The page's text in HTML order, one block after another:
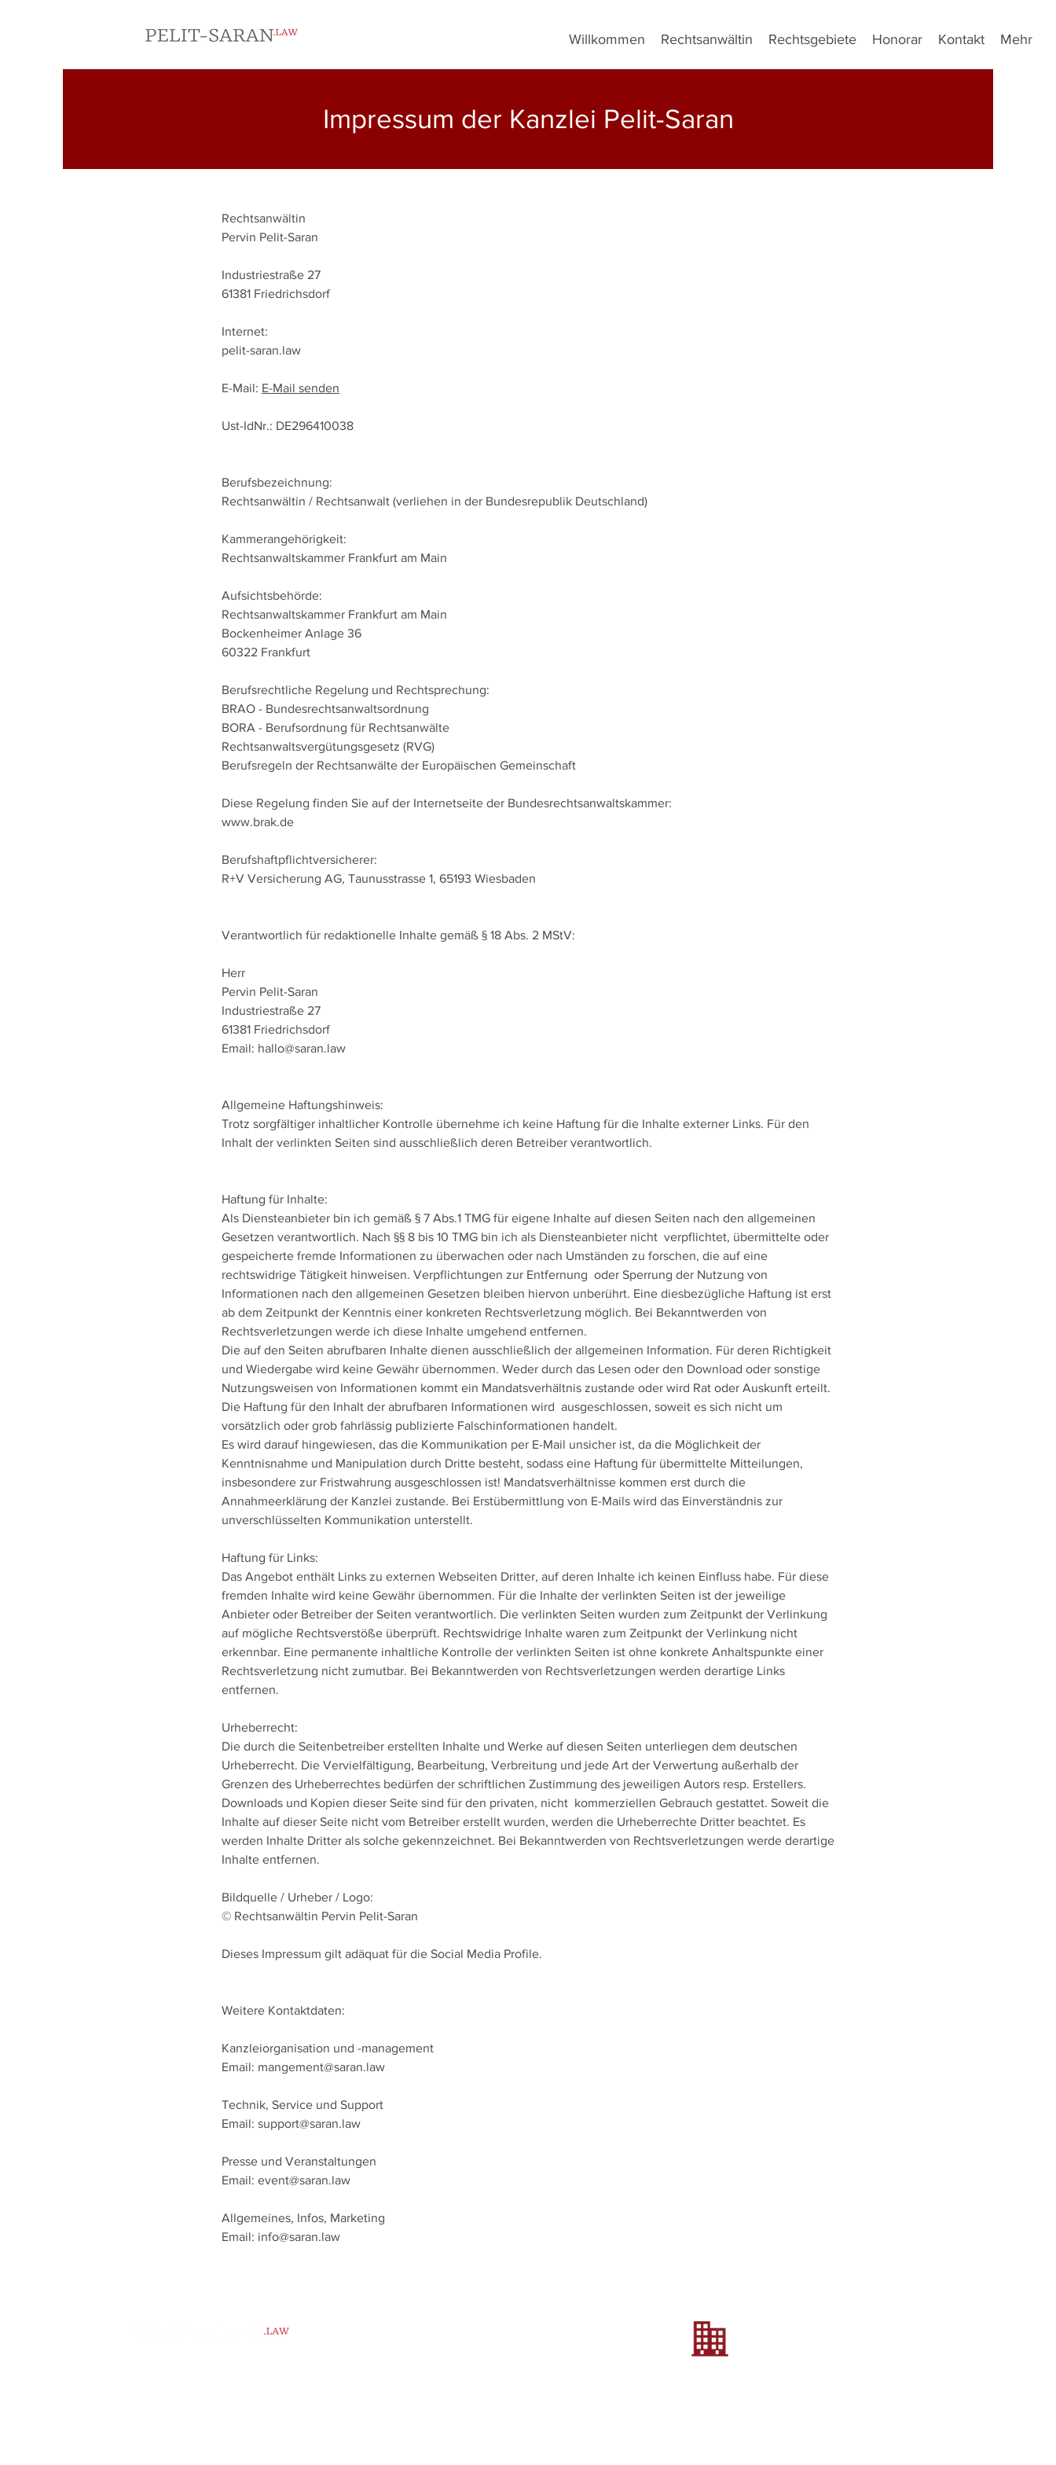
Willkommen Rechtsanwältin Rechtsgebiete Honorar Kontakt Mehr
Impressum der Kanzlei Pelit-Saran
Rechtsanwältin
Pervin Pelit-Saran
Industriestraße 27
61381 Friedrichsdorf
Internet:
pelit-saran.law
E-Mail: E-Mail senden
Ust-IdNr.: DE296410038
Berufsbezeichnung:
Rechtsanwältin / Rechtsanwalt (verliehen in der Bundesrepublik Deutschland)
Kammerangehörigkeit:
Rechtsanwaltskammer Frankfurt am Main
Aufsichtsbehörde:
Rechtsanwaltskammer Frankfurt am Main
Bockenheimer Anlage 36
60322 Frankfurt
Berufsrechtliche Regelung und Rechtsprechung:
BRAO - Bundesrechtsanwaltsordnung
BORA - Berufsordnung für Rechtsanwälte
Rechtsanwaltsvergütungsgesetz (RVG)
Berufsregeln der Rechtsanwälte der Europäischen Gemeinschaft
Diese Regelung finden Sie auf der Internetseite der Bundesrechtsanwaltskammer:
www.brak.de
Berufshaftpflichtversicherer:
R+V Versicherung AG, Taunusstrasse 1, 65193 Wiesbaden
Verantwortlich für redaktionelle Inhalte gemäß § 18 Abs. 2 MStV:
​Herr
Pervin Pelit-Saran
Industriestraße 27
61381 Friedrichsdorf
Email: hallo@saran.law
Allgemeine Haftungshinweis:
Trotz sorgfältiger inhaltlicher Kontrolle übernehme ich keine Haftung für die Inhalte externer Links. Für den
Inhalt der verlinkten Seiten sind ausschließlich deren Betreiber verantwortlich.
Haftung für Inhalte:
Als Diensteanbieter bin ich gemäß § 7 Abs.1 TMG für eigene Inhalte auf diesen Seiten nach den allgemeinen
Gesetzen verantwortlich. Nach §§ 8 bis 10 TMG bin ich als Diensteanbieter nicht verpflichtet, übermittelte oder
gespeicherte fremde Informationen zu überwachen oder nach Umständen zu forschen, die auf eine
rechtswidrige Tätigkeit hinweisen. Verpflichtungen zur Entfernung oder Sperrung der Nutzung von
Informationen nach den allgemeinen Gesetzen bleiben hiervon unberührt. Eine diesbezügliche Haftung ist erst
ab dem Zeitpunkt der Kenntnis einer konkreten Rechtsverletzung möglich. Bei Bekanntwerden von
Rechtsverletzungen werde ich diese Inhalte umgehend entfernen.
Die auf den Seiten abrufbaren Inhalte dienen ausschließlich der allgemeinen Information. Für deren Richtigkeit
und Wiedergabe wird keine Gewähr übernommen. Weder durch das Lesen oder den Download oder sonstige
Nutzungsweisen von Informationen kommt ein Mandatsverhältnis zustande oder wird Rat oder Auskunft erteilt.
Die Haftung für den Inhalt der abrufbaren Informationen wird ausgeschlossen, soweit es sich nicht um
vorsätzlich oder grob fahrlässig publizierte Falschinformationen handelt.
Es wird darauf hingewiesen, das die Kommunikation per E-Mail unsicher ist, da die Möglichkeit der
Kenntnisnahme und Manipulation durch Dritte besteht, sodass eine Haftung für übermittelte Mitteilungen,
insbesondere zur Fristwahrung ausgeschlossen ist! Mandatsverhältnisse kommen erst durch die
Annahmeerklärung der Kanzlei zustande. Bei Erstübermittlung von E-Mails wird das Einverständnis zur
unverschlüsselten Kommunikation unterstellt.
Haftung für Links:
Das Angebot enthält Links zu externen Webseiten Dritter, auf deren Inhalte ich keinen Einfluss habe. Für diese
fremden Inhalte wird keine Gewähr übernommen. Für die Inhalte der verlinkten Seiten ist der jeweilige
Anbieter oder Betreiber der Seiten verantwortlich. Die verlinkten Seiten wurden zum Zeitpunkt der Verlinkung
auf mögliche Rechtsverstöße überprüft. Rechtswidrige Inhalte waren zum Zeitpunkt der Verlinkung nicht
erkennbar. Eine permanente inhaltliche Kontrolle der verlinkten Seiten ist ohne konkrete Anhaltspunkte einer
Rechtsverletzung nicht zumutbar. Bei Bekanntwerden von Rechtsverletzungen werden derartige Links
entfernen.
Urheberrecht:
Die durch die Seitenbetreiber erstellten Inhalte und Werke auf diesen Seiten unterliegen dem deutschen
Urheberrecht. Die Vervielfältigung, Bearbeitung, Verbreitung und jede Art der Verwertung außerhalb der
Grenzen des Urheberrechtes bedürfen der schriftlichen Zustimmung des jeweiligen Autors resp. Erstellers.
Downloads und Kopien dieser Seite sind für den privaten, nicht kommerziellen Gebrauch gestattet. Soweit die
Inhalte auf dieser Seite nicht vom Betreiber erstellt wurden, werden die Urheberrechte Dritter beachtet. Es
werden Inhalte Dritter als solche gekennzeichnet. Bei Bekanntwerden von Rechtsverletzungen werde derartige
Inhalte entfernen.
Bildquelle / Urheber / Logo:
© Rechtsanwältin Pervin Pelit-Saran
Dieses Impressum gilt adäquat für die Social Media Profile.
Weitere Kontaktdaten:
Kanzleiorganisation und -management
Email: mangement@saran.law
Technik, Service und Support
Email: support@saran.law
Presse und Veranstaltungen
Email: event@saran.law
Allgemeines, Infos, Marketing
Email: info@saran.law